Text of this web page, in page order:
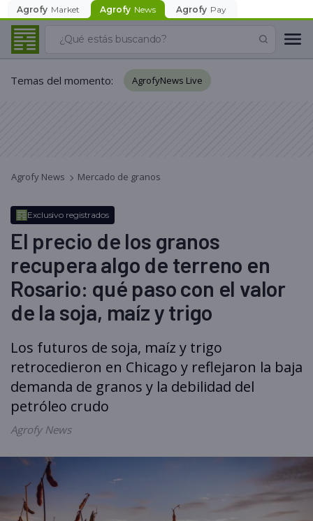
Agrofy Market Agrofy News Agrofy Pay
Temas del momento: AgrofyNews Live
Agrofy News Mercado de granos
Exclusivo registrados
El precio de los granos
recupera algo de terreno en
Rosario: qué paso con el valor
de la soja, maíz y trigo
Los futuros de soja, maíz y trigo
retrocedieron en Chicago y reflejaron la baja
demanda de granos y la debilidad del
petróleo crudo
Agrofy News